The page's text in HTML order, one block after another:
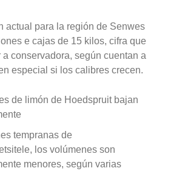
actual para la región de Senwes
e cajas de 15 kilos, cifra que
a conservadora, según cuentan a
especial si los calibres crecen.
de limón de Hoedspruit bajan
tempranas de
los volúmenes son
menores, según varias